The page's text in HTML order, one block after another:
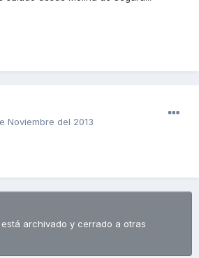
Noviembre del 2013
está archivado y cerrado a otras